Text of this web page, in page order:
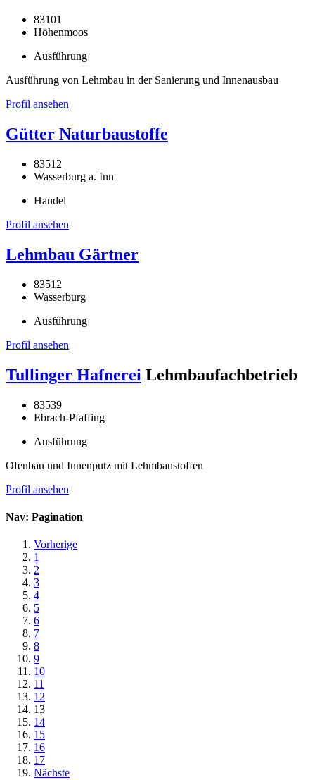
83101
Höhenmoos
Ausführung
Ausführung von Lehmbau in der Sanierung und Innenausbau
Profil ansehen
Gütter Naturbaustoffe
83512
Wasserburg a. Inn
Handel
Profil ansehen
Lehmbau Gärtner
83512
Wasserburg
Ausführung
Profil ansehen
Tullinger Hafnerei Lehmbaufachbetrieb
83539
Ebrach-Pfaffing
Ausführung
Ofenbau und Innenputz mit Lehmbaustoffen
Profil ansehen
Nav: Pagination
Vorherige
1
2
3
4
5
6
7
8
9
10
11
12
13
14
15
16
17
Nächste